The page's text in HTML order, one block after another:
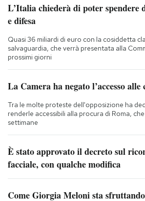
L’Italia chiederà di poter spendere
e difesa
Quasi 36 miliardi di euro con la cosiddetta
salvaguardia, che verrà presentata alla
prossimi giorni
La Camera ha negato l’accesso
Tra le molte proteste dell'opposizione ha
renderle accessibili alla procura di Roma,
settimane
È stato approvato il decreto sul
facciale, con qualche modifica
Come Giorgia Meloni sta